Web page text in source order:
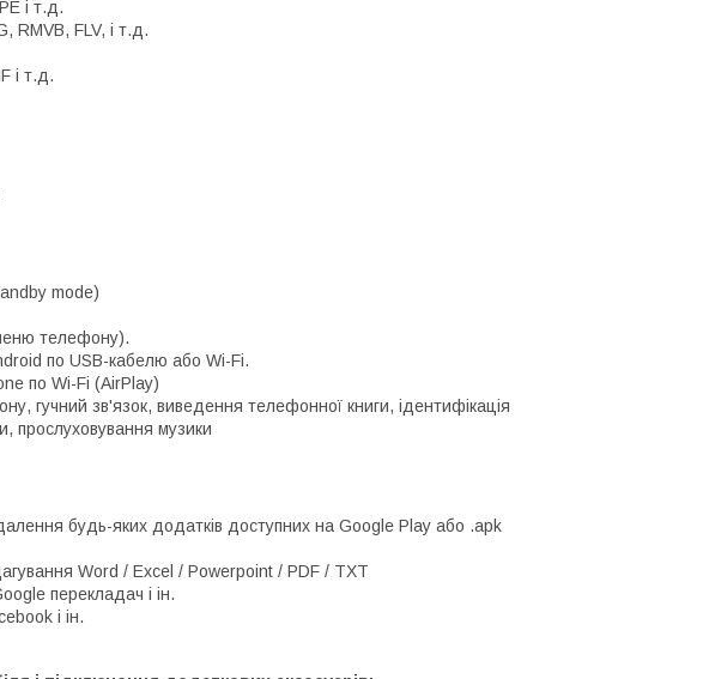
і т.д.
RMVB, FLV, і т.д.
і т.д.
mode)
телефону).
по USB-кабелю або Wi-Fi.
по Wi-Fi (AirPlay)
гучний зв'язок, виведення телефонної книги, ідентифікація
прослуховування музики
будь-яких додатків доступних на Google Play або .apk
Word / Excel / Powerpoint / PDF / TXT
перекладач і ін.
і ін.